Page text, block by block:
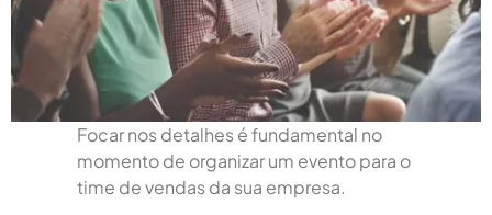
Focar nos detalhes é fundamental no
momento de organizar um evento para o
time de vendas da sua empresa.